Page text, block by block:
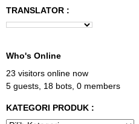
TRANSLATOR :
Who's Online
23 visitors online now
5 guests, 18 bots, 0 members
KATEGORI PRODUK :